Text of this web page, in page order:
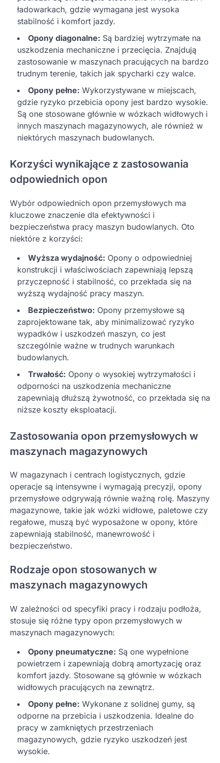
ładowarkach, gdzie wymagana jest wysoka
stabilność i komfort jazdy.
Opony diagonalne: Są bardziej wytrzymałe na
uszkodzenia mechaniczne i przecięcia. Znajdują
zastosowanie w maszynach pracujących na bardzo
trudnym terenie, takich jak spycharki czy walce.
Opony pełne: Wykorzystywane w miejscach,
gdzie ryzyko przebicia opony jest bardzo wysokie.
Są one stosowane głównie w wózkach widłowych i
innych maszynach magazynowych, ale również w
niektórych maszynach budowlanych.
Korzyści wynikające z zastosowania
odpowiednich opon
Wybór odpowiednich opon przemysłowych ma
kluczowe znaczenie dla efektywności i
bezpieczeństwa pracy maszyn budowlanych. Oto
niektóre z korzyści:
Wyższa wydajność: Opony o odpowiedniej
konstrukcji i właściwościach zapewniają lepszą
przyczepność i stabilność, co przekłada się na
wyższą wydajność pracy maszyn.
Bezpieczeństwo: Opony przemysłowe są
zaprojektowane tak, aby minimalizować ryzyko
wypadków i uszkodzeń maszyn, co jest
szczególnie ważne w trudnych warunkach
budowlanych.
Trwałość: Opony o wysokiej wytrzymałości i
odporności na uszkodzenia mechaniczne
zapewniają dłuższą żywotność, co przekłada się na
niższe koszty eksploatacji.
Zastosowania opon przemysłowych w
maszynach magazynowych
W magazynach i centrach logistycznych, gdzie
operacje są intensywne i wymagają precyzji, opony
przemysłowe odgrywają równie ważną rolę. Maszyny
magazynowe, takie jak wózki widłowe, paletowe czy
regałowe, muszą być wyposażone w opony, które
zapewniają stabilność, manewrowość i
bezpieczeństwo.
Rodzaje opon stosowanych w
maszynach magazynowych
W zależności od specyfiki pracy i rodzaju podłoża,
stosuje się różne typy opon przemysłowych w
maszynach magazynowych:
Opony pneumatyczne: Są one wypełnione
powietrzem i zapewniają dobrą amortyzację oraz
komfort jazdy. Stosowane są głównie w wózkach
widłowych pracujących na zewnątrz.
Opony pełne: Wykonane z solidnej gumy, są
odporne na przebicia i uszkodzenia. Idealne do
pracy w zamkniętych przestrzeniach
magazynowych, gdzie ryzyko uszkodzeń jest
wysokie.